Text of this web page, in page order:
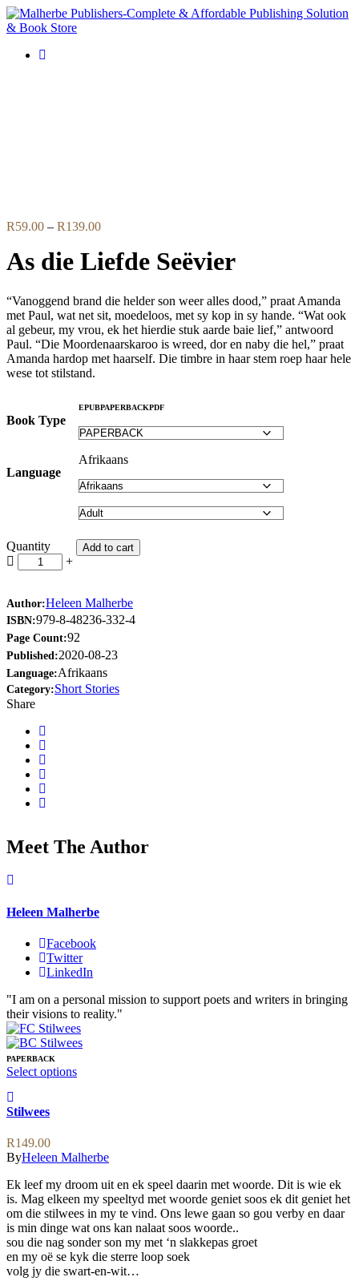
R59.00 – R139.00Price
R59.00
through
As die Liefde Seëvier
“Vanoggend brand die helder son weer alles dood,” praat Amanda
met Paul, wat net sit, moedeloos, met sy kop in sy hande. “Wat ook
al gebeur, my vrou, ek het hierdie stuk aarde baie lief,” antwoord
Paul. “Die Moordenaarskaroo is wreed, dor en naby die hel,” praat
Amanda hardop met haarself. Die timbre in haar stem roep haar hele
wese tot stilstand.
Book Type
EPUBPAPERBACKPDF
Language
Afrikaans
Quantity Add to cart
Author:Heleen Malherbe
ISBN:979-8-48236-332-4
Page Count:92
Published:2020-08-23
Language:Afrikaans
Category:Short Stories
Share
Meet The Author
Heleen Malherbe
Facebook
Twitter
LinkedIn
"I am on a personal mission to support poets and writers in bringing
their visions to reality."
PAPERBACK
Select optionsThis
options
be
chosen
on
the
product
page
Stilwees
R149.00
ByHeleen Malherbe
Ek leef my droom uit en ek speel daarin met woorde. Dit is wie ek
is. Mag elkeen my speeltyd met woorde geniet soos ek dit geniet het
om die stilwees in my te vind. Ons lewe gaan so gou verby en daar
is min dinge wat ons kan nalaat soos woorde..
sou die nag sonder son my met ‘n slakkepas groet
en my oë se kyk die sterre loop soek
volg jy die swart-en-wit…